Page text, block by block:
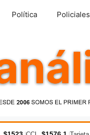
Política Policiales